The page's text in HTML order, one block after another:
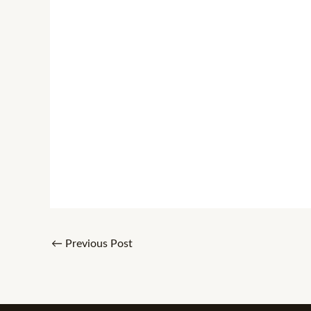
← Previous Post